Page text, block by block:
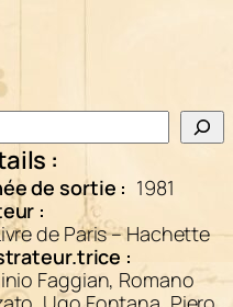
:
de sortie : 1981
:
de Paris – Hachette
:
Faggian, Romano